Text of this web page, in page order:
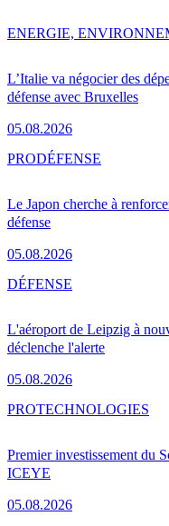
L’Italie va négocier des
défense avec Bruxelles
05.08.2026
ENERGIE,
Le Japon cherche à
défense
05.08.2026
PRODÉFENSE
L'aéroport de Leipzig à
déclenche l'alerte
05.08.2026
DÉFENSE
Premier investissement du
ICEYE
05.08.2026
PROTECHNOLOGIES